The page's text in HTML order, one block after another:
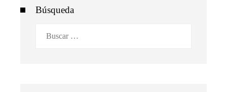
Búsqueda